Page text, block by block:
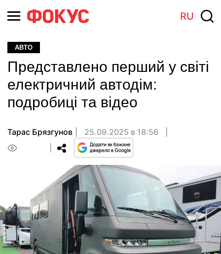
RU
АВТО
Представлено перший у світі
електричний автодім:
подробиці та відео
Тарас Брязгунов
25.09.2025 в 18:56